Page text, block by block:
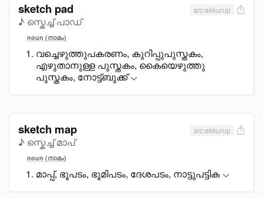
sketch pad
♪ സ്കെച്ച് പാഡ്
src:ekkurup
noun (നാമം)
വച്ചെഴുത്തുപകരണം, കുറിപ്പുപുസ്തകം,
എഴുതാനുള്ള പുസ്തകം, കെെയെഴുത്തു
പുസ്തകം, നോട്ട്ബുക്ക്
sketch map
♪ സ്കെച്ച് മാപ്
src:ekkurup
noun (നാമം)
മാപ്പ്, ഭൂപടം, ഭൂമിപടം, ദേശപടം, നാട്ടുപട്ടിക